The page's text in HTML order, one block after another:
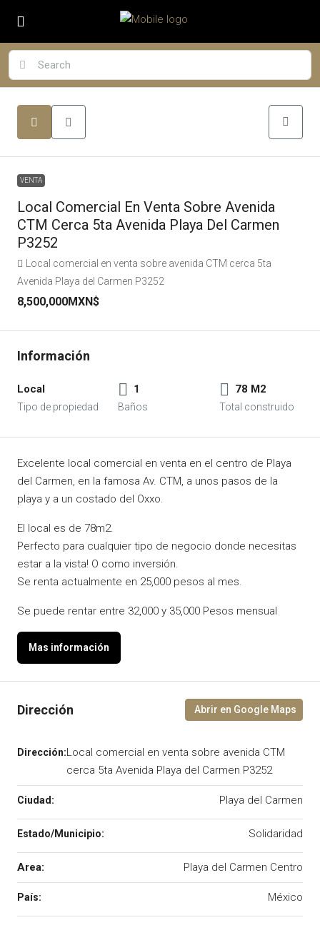
VENTA
Local Comercial En Venta Sobre Avenida
CTM Cerca 5ta Avenida Playa Del Carmen
P3252
Local comercial en venta sobre avenida CTM cerca 5ta
Avenida Playa del Carmen P3252
8,500,000MXN$
Local 1 78 M2
Excelente local comercial en venta en el centro de Playa
del Carmen, en la famosa Av. CTM, a unos pasos de la
playa y a un costado del Oxxo.
El local es de 78m2.
Perfecto para cualquier tipo de negocio donde necesitas
estar a la vista! O como inversión.
Se renta actualmente en 25,000 pesos al mes.
Se puede rentar entre 32,000 y 35,000 Pesos mensual
Local comercial en venta sobre avenida CTM
cerca 5ta Avenida Playa del Carmen P3252
Playa del Carmen
Solidaridad
Area: Playa del Carmen Centro
México